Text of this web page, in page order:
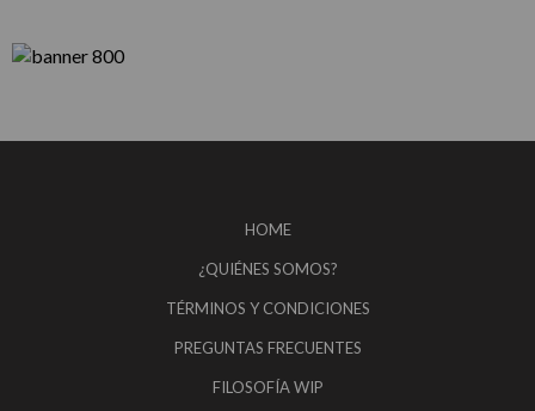
HOME
¿QUIÉNES SOMOS?
TÉRMINOS Y CONDICIONES
PREGUNTAS FRECUENTES
FILOSOFÍA WIP